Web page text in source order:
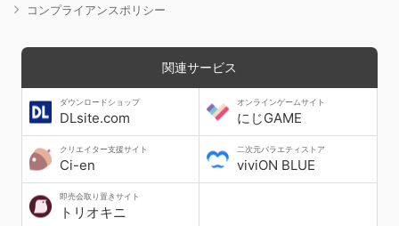
コンプライアンスポリシー
関連サービス
ダウンロードショップ
DLsite.com
オンラインゲームサイト
にじGAME
クリエイター支援サイト
Ci-en
二次元バラエティストア
viviON BLUE
即売会取り置きサイト
トリオキニ